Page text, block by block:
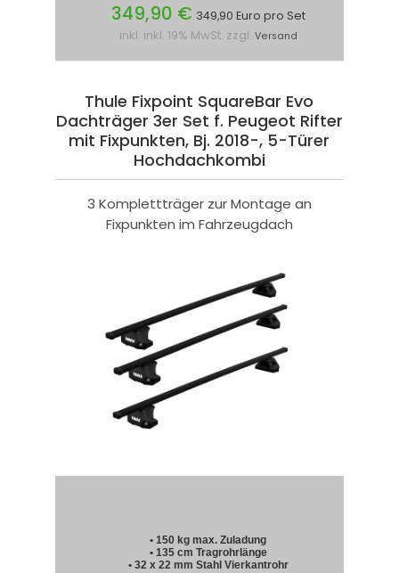
349,90 € 349,90 Euro pro Set
inkl. inkl. 19% MwSt. zzgl. Versand
Thule Fixpoint SquareBar Evo
Dachträger 3er Set f. Peugeot Rifter
mit Fixpunkten, Bj. 2018-, 5-Türer
Hochdachkombi
3 Komplettträger zur Montage an
Fixpunkten im Fahrzeugdach
• 150 kg max. Zuladung
• 135 cm Tragrohrlänge
• 32 x 22 mm Stahl Vierkantrohr